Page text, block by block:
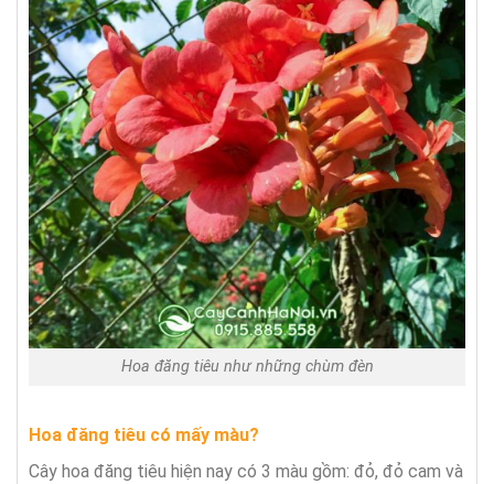
Hoa đăng tiêu như những chùm đèn
Hoa đăng tiêu có mấy màu?
Cây hoa đăng tiêu hiện nay có 3 màu gồm: đỏ, đỏ cam và